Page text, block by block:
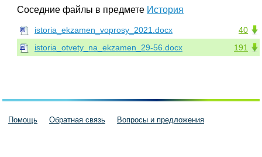
Соседние файлы в предмете История
40
istoria_ekzamen_voprosy_2021.docx
191
istoria_otvety_na_ekzamen_29-56.docx
Помощь Обратная связь Вопросы и предложения